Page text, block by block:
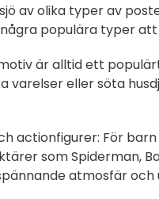
av olika typer av
populära typer
är alltid ett
varelser eller söta
actionfigurer: För
som Spiderman,
atmosfär